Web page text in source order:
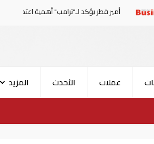
يؤكد لـ"ترامب" أهمية اعتماد الوسائل الدبلوماسية
عملات الأحدث المزيد